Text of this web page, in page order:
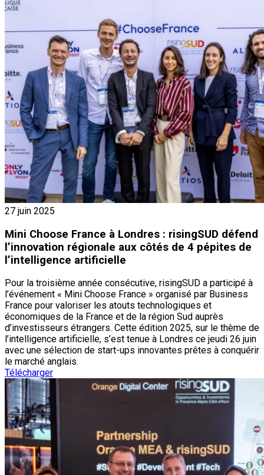
27 juin 2025
Mini Choose France à Londres : risingSUD défend
l’innovation régionale aux côtés de 4 pépites de
l’intelligence artificielle
Pour la troisième année consécutive, risingSUD a participé à
l’événement « Mini Choose France » organisé par Business
France pour valoriser les atouts technologiques et
économiques de la France et de la région Sud auprès
d’investisseurs étrangers. Cette édition 2025, sur le thème de
l’intelligence artificielle, s’est tenue à Londres ce jeudi 26 juin
avec une sélection de start-ups innovantes prêtes à conquérir
le marché anglais.
Télécharger